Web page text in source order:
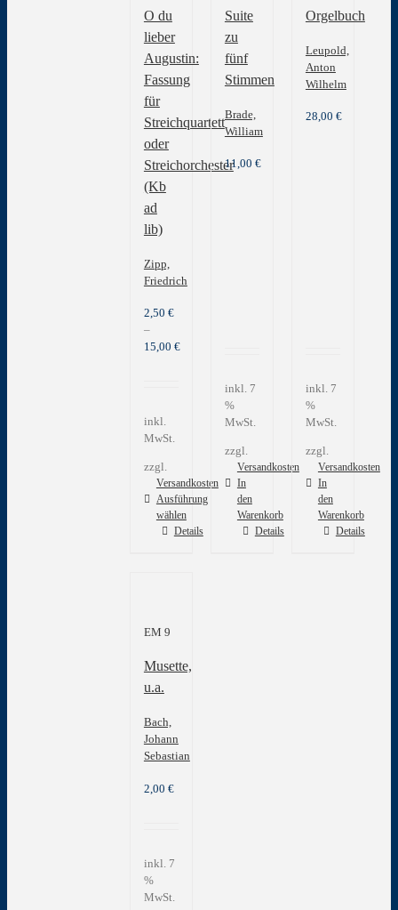
O du
lieber
Augustin:
Fassung
für
Streichquartett
oder
Streichorchester
(Kb
ad
lib)
Zipp,
Friedrich
2,50 €
–
15,00 €
inkl.
MwSt.
zzgl.
Versandkosten
Ausführung
wählen
Dieses
Die
können
auf
Produktseite
gewählt
werden
Details
Suite
zu
fünf
Stimmen
Brade,
William
11,00 €
inkl. 7
%
MwSt.
zzgl.
Versandkosten
In
den
Warenkorb
Details
Orgelbuch
Leupold,
Anton
Wilhelm
28,00 €
inkl. 7
%
MwSt.
zzgl.
Versandkosten
In
den
Warenkorb
Details
EM 9
Musette,
u.a.
Bach,
Johann
Sebastian
2,00 €
inkl. 7
%
MwSt.